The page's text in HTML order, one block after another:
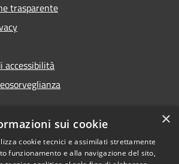
trasparente
accessibilità
Copyright © 2026 • Comune di
×
sui cookie
cookie tecnici e assimilati strettamente
funzionamento e alla navigazione del sito,